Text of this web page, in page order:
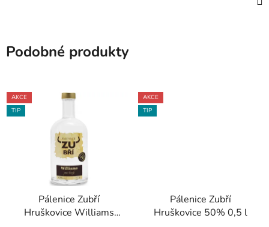
Podobné produkty
AKCE
TIP
Pálenice Zubří
Hruškovice Williams
AKCE
TIP
Pálenice Zubří
Hruškovice 50% 0,5 l